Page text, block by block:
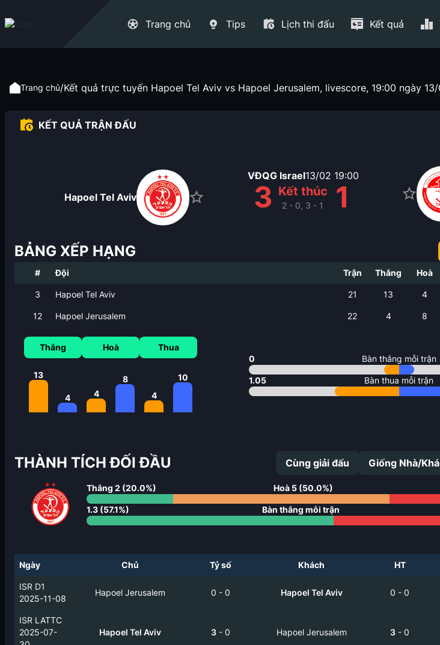
Trang chủ Tips Lịch thi đấu Kết quả
Trang chủ/Kết quả trực tuyến Hapoel Tel Aviv vs Hapoel Jerusalem, livescore, 19:00 ngày
KẾT QUẢ TRẬN ĐẤU
VĐQG Israel13/02 19:00
Hapoel Tel Aviv
3 Kết thúc
2 - 0, 3 - 1 1
BẢNG XẾP HẠNG
# Đội Trận Thắng Hoà
3 Hapoel Tel Aviv 21 13 4
12 Hapoel Jerusalem 22 4 8
Thắng
13
4
Hoà
4
8
Thua
4
10
0 Bàn thắng mỗi trận
1.05 Bàn thua mỗi trận
THÀNH TÍCH ĐỐI ĐẦU Cùng giải đấu Giống Nhà/
Thắng 2 (20.0%) Hoà 5(50.0%)
1.3 (57.1%) Bàn thắng mỗi trận
Ngày Chủ Tỷ số Khách HT
ISR D1
2025-11-08
Hapoel Jerusalem 0 - 0 Hapoel Tel Aviv 0 - 0
ISR LATTC
2025-07-
Hapoel Tel Aviv 3 - 0 Hapoel Jerusalem 3 - 0